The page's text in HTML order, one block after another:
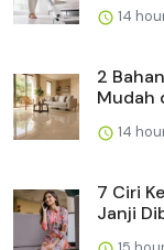
14
2
Mudah
14
7 Ciri
Janji